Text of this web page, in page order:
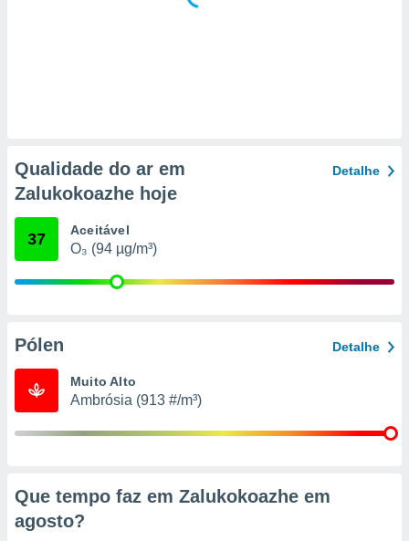
medir
da
medir o
dos
de
fontes,
dados
através
Qualidade do ar em
Zalukokoazhe hoje
Detalhe
37 Aceitável
O₃ (94 µg/m³)
Pólen Detalhe
Muito Alto
Ambrósia (913 #/m³)
Que tempo faz em Zalukokoazhe em
agosto?